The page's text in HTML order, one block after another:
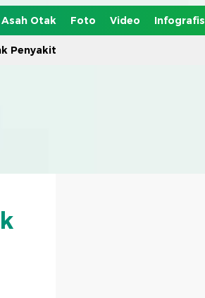
Asah Otak Foto Video Infografis
Penyakit